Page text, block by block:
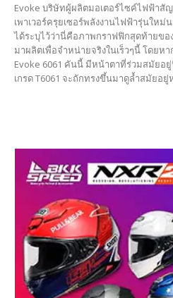
Evoke บริษัทผู้ผลิตมอเตอร์ไซค์ไฟฟ้าสั
เพาเวอร์ครุยเซอร์พลังงานไฟฟ้ารุ่นใหม่
ได้ระบุไว้ว่านี่คือภาพกราฟฟิกสุดท้ายข
มาผลิตเพื่อจำหน่ายจริงในเร็วๆนี้ โดยห
Evoke 6061 คันนี้ มีหน้าตาที่ร่วมสมัยอ
เกรด T6061 จะถักทรงขึ้นมาดูล้ำสมัยอ